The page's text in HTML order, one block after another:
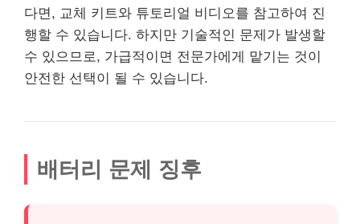
다면, 교체 키트와 튜토리얼 비디오를 참고하여 진
행할 수 있습니다. 하지만 기술적인 문제가 발생할
수 있으므로, 가급적이면 전문가에게 맡기는 것이
안전한 선택이 될 수 있습니다.
배터리 문제 징후